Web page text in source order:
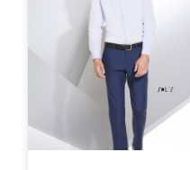
DETALJI